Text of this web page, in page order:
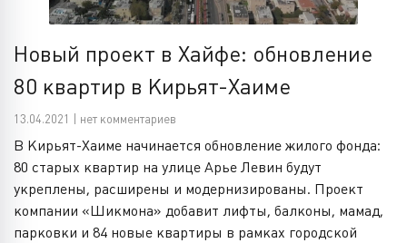
Новый проект в Хайфе: обновление
80 квартир в Кирьят-Хаиме
13.04.2021 | нет комментариев
В Кирьят-Хаиме начинается обновление жилого фонда:
80 старых квартир на улице Арье Левин будут
укреплены, расширены и модернизированы. Проект
компании «Шикмона» добавит лифты, балконы, мамад,
парковки и 84 новые квартиры в рамках городской